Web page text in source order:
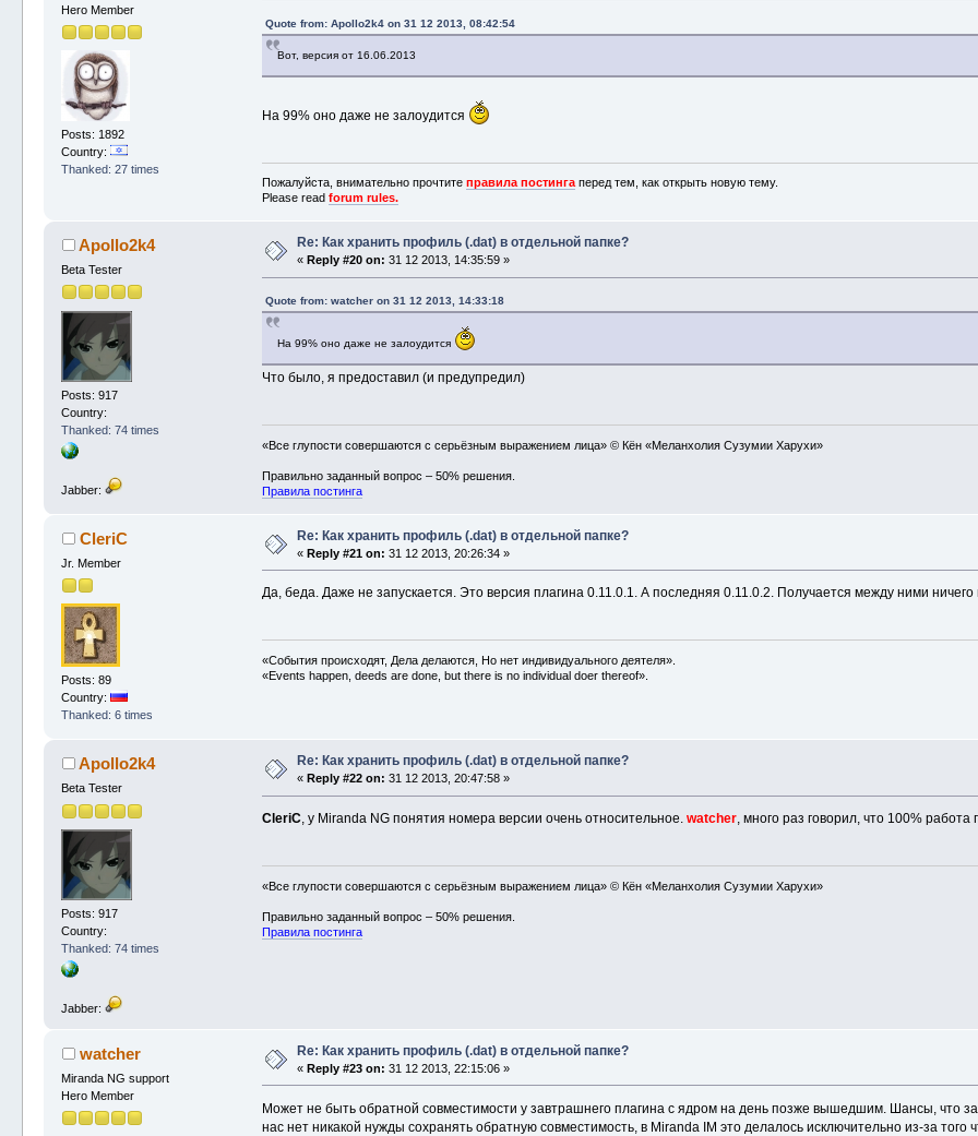
Hero Member
Posts: 1892
Country:
Thanked: 27 times
Quote from: Apollo2k4 on 31 12 2013, 08:42:54
Вот, версия от 16.06.2013
На 99% оно даже не залоудится
Пожалуйста, внимательно прочтите правила постингаперед тем, как открыть новую тему.
Please read forum rules.
Apollo2k4
Beta Tester
Posts: 917
Country:
Thanked: 74 times
Jabber:
Re: Как хранить профиль (.dat) в отдельной папке?
«Reply #20 on: 31 12 2013, 14:35:59 »
Quote from: watcher on 31 12 2013, 14:33:18
На 99% оно даже не залоудится
Что было, я предоставил (и предупредил)
«Все глупости совершаются с серьёзным выражением лица» © Кён «Меланхолия Сузумии Харухи»
Правильно заданный вопрос – 50% решения.
Правила постинга
CleriC
Jr. Member
Posts: 89
Country:
Thanked: 6 times
Re: Как хранить профиль (.dat) в отдельной папке?
«Reply #21 on: 31 12 2013, 20:26:34 »
Да, беда. Даже не запускается. Это версия плагина 0.11.0.1. А последняя 0.11.0.2. Получается между ними
«События происходят, Дела делаются, Но нет индивидуального деятеля».
«Events happen, deeds are done, but there is no individual doer thereof».
Apollo2k4
Beta Tester
Posts: 917
Country:
Thanked: 74 times
Jabber:
Re: Как хранить профиль (.dat) в отдельной папке?
« Reply #22 on: 31 12 2013, 20:47:58 »
CleriC, у Miranda NG понятия номера версии очень относительное. watcher, много раз говорил, что 100%
«Все глупости совершаются с серьёзным выражением лица» © Кён «Меланхолия Сузумии Харухи»
Правильно заданный вопрос – 50% решения.
Правила постинга
watcher
Miranda NG support
Hero Member
Re: Как хранить профиль (.dat) в отдельной папке?
«Reply #23 on: 31 12 2013, 22:15:06 »
Может не быть обратной совместимости у завтрашнего плагина с ядром на день позже вышедшим. Шансы, что
нас нет никакой нужды сохранять обратную совместимость, в Miranda IM это делалось исключительно из-за